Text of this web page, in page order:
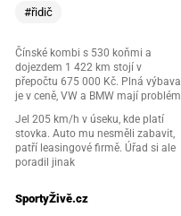
#řidič
Čínské kombi s 530 koňmi a
dojezdem 1 422 km stojí v
přepočtu 675 000 Kč. Plná výbava
je v ceně, VW a BMW mají problém
Jel 205 km/h v úseku, kde platí
stovka. Auto mu nesměli zabavit,
patří leasingové firmě. Úřad si ale
poradil jinak
SportyŽivě.cz